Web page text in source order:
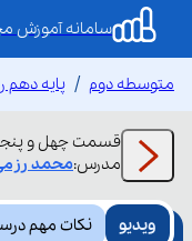
سامانه آموزش
متوسطه دوم پایه دهم
قسمت چهل و
مدرس:محمد
ویدیو نکات مهم